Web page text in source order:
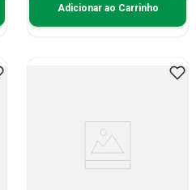
Adicionar ao Carrinho